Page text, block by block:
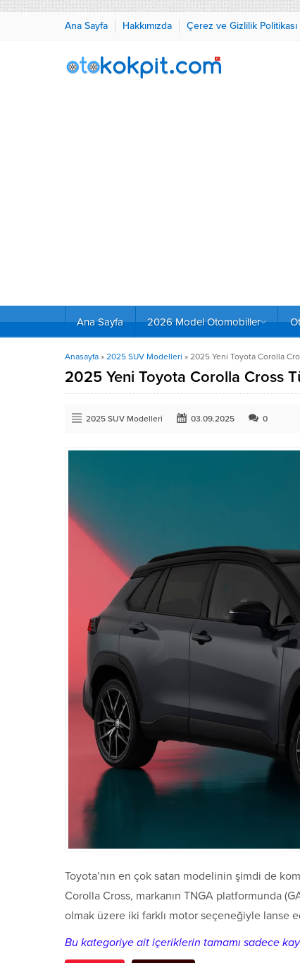
Ana Sayfa Hakkımızda Çerez ve Gizlilik Politikası
Ana Sayfa 2026 Model Otomobiller
Anasayfa » 2025 SUV Modelleri » 2025 Yeni Toyota Corolla
2025 Yeni Toyota Corolla Cross
2025 SUV Modelleri 03.09.2025 0
Toyota’nın en çok satan modelinin şimdi de
Corolla Cross, markanın TNGA platformunda
olmak üzere iki farklı motor seçeneğiyle lanse
Bu kategoriye ait içeriklerin tamamı sadece